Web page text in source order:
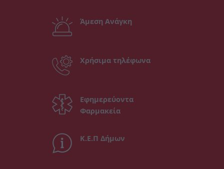
Άμεση Ανάγκη
Χρήσιμα τηλέφωνα
Εφημερεύοντα
Φαρμακεία
Κ.Ε.Π Δήμων